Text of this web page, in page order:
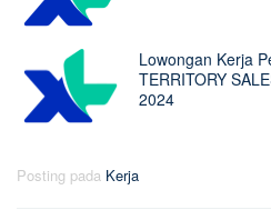
Lowongan Kerja
TERRITORY
2024
Posting pada Kerja